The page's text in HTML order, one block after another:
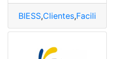
BIESS,Clientes,Facilidades